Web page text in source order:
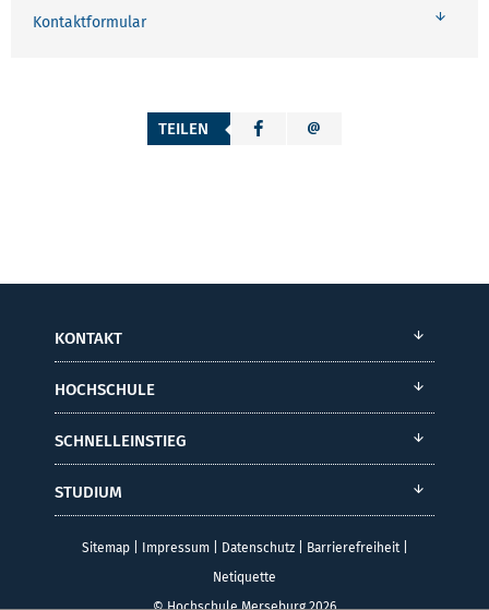
Kontaktformular
TEILEN
KONTAKT
HOCHSCHULE
SCHNELLEINSTIEG
STUDIUM
Sitemap| Impressum| Datenschutz| Barrierefreiheit|
Netiquette